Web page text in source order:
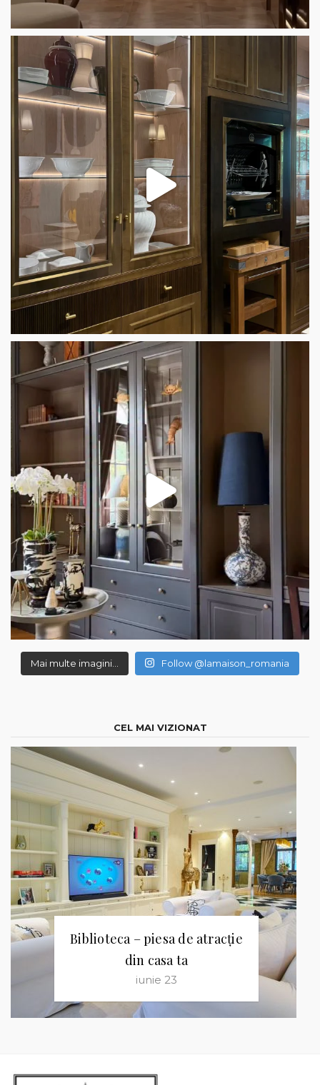
Mai multe imagini... Follow @lamaison_romania
CEL MAI VIZIONAT
Biblioteca – piesa de atracție
din casa ta
iunie 23